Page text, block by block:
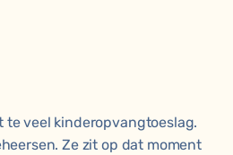
te veel kinderopvangtoeslag.
Ze zit op dat moment